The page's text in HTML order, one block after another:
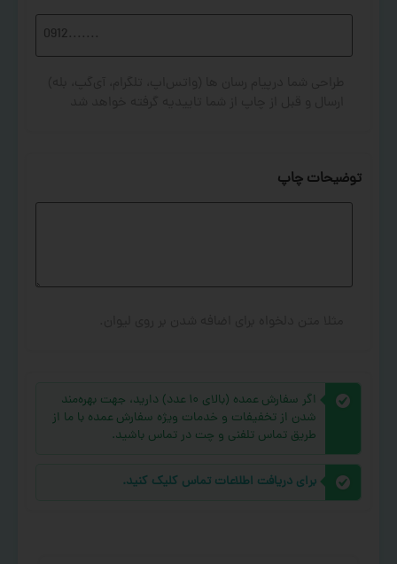
توضیحات چاپ
اگر سفارش عمده (بالای ۱۰ عدد) دارید، جهت بهره‌مند
شدن از تخفیفات و خدمات ویژه سفارش عمده با ما از
طریق تماس تلفنی و چت در تماس باشید.
برای دریافت اطلاعات تماس کلیک کنید.